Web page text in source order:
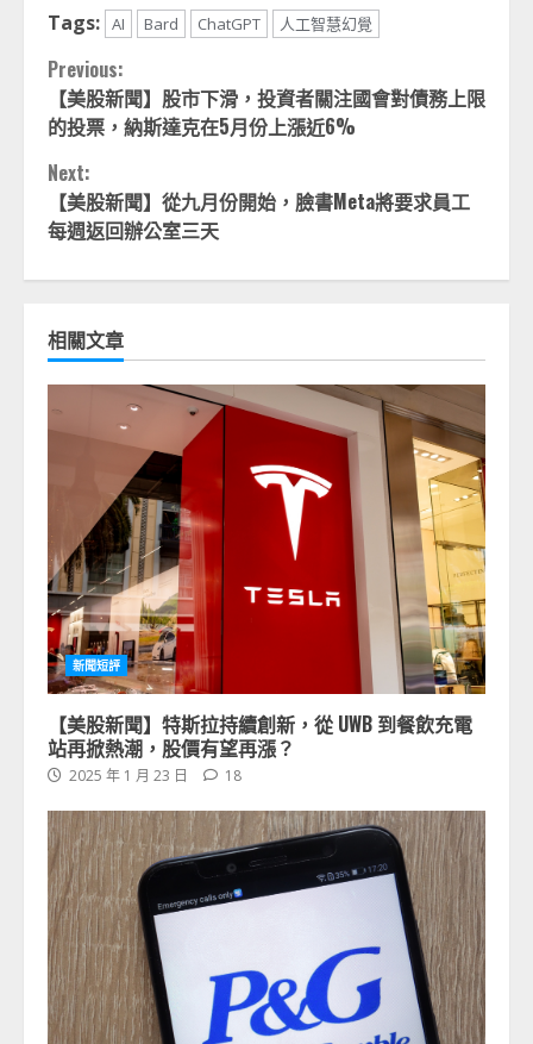
Tags: AI Bard ChatGPT 人工智慧幻覺
Continue
Reading
Previous:
【美股新聞】股市下滑，投資者關注國會對債務上限
的投票，納斯達克在5月份上漲近6%
Next:
【美股新聞】從九月份開始，臉書Meta將要求員工
每週返回辦公室三天
相關文章
新聞短評
【美股新聞】特斯拉持續創新，從 UWB 到餐飲充電
站再掀熱潮，股價有望再漲？
2025 年 1 月 23 日 18